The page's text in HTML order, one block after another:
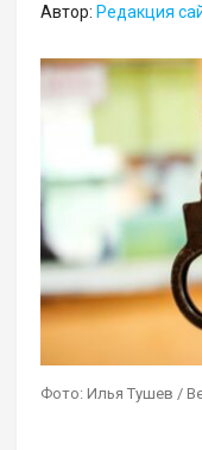
Автор: Редакция
Фото: Илья Тушев /